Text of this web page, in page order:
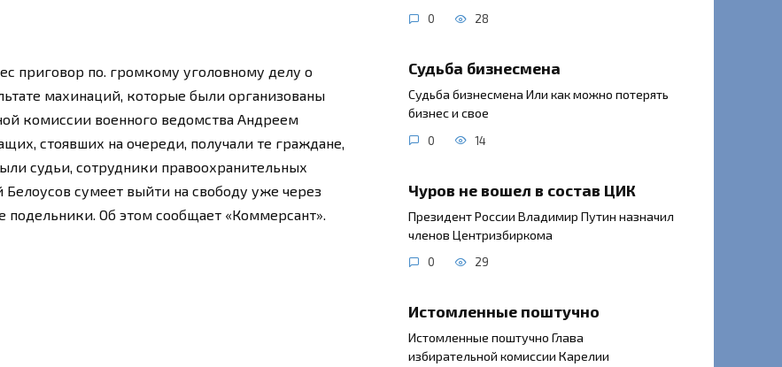
приговор по. громкому уголовному делу о
махинаций, которые были организованы
комиссии военного ведомства Андреем
стоявших на очереди, получали те граждане,
судьи, сотрудники правоохранительных
сумеет выйти на свободу уже через
подельники. Об этом сообщает «Коммерсант».
0 28
Судьба бизнесмена
Судьба бизнесмена Или как можно потерять
бизнес и свое
0 14
Чуров не вошел в состав ЦИК
Президент России Владимир Путин назначил
членов Центризбиркома
0 29
Истомленные поштучно
Истомленные поштучно Глава
избирательной комиссии Карелии